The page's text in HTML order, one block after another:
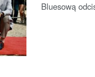
Bluesową